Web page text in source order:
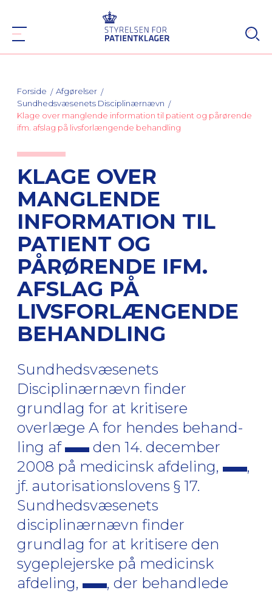
Forside
Afgørelser
Sundhedsvæsenets Disciplinærnævn
Klage over manglende information til patient og pårørende
ifm. afslag på livsforlængende behandling
KLAGE OVER
MANGLENDE
INFORMATION TIL
PATIENT OG
PÅRØRENDE IFM.
AFSLAG PÅ
LIVSFORLÆNGENDE
BEHANDLING
Sundhedsvæsenets
Disciplinærnævn finder
grundlag for at kritisere
overlæge A for hendes behand-
ling af
den 14. december
2008 på medicinsk afdeling,
,
jf. autorisationslovens § 17.
Sundhedsvæsenets
disciplinærnævn finder
grundlag for at kritisere den
sygeplejerske på medicinsk
afdeling,
, der behandlede